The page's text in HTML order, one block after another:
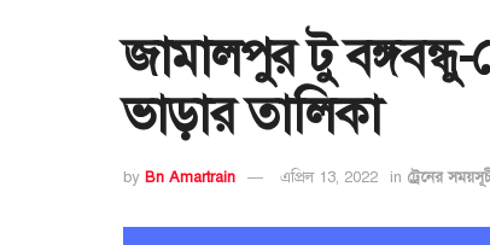
জামালপুর টু
ভাড়ার তালিকা
by Bn Amartrain এপ্রিল 13, 2022 in ট্রেনের